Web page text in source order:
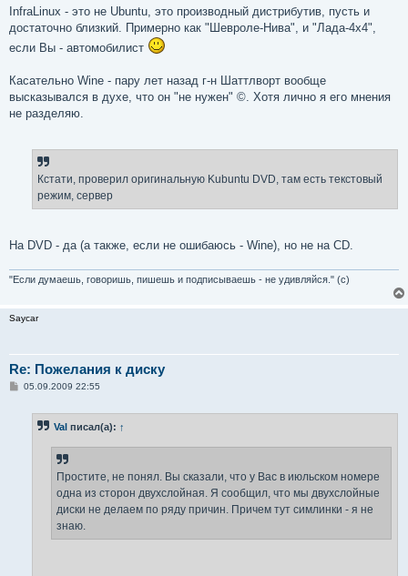
InfraLinux - это не Ubuntu, это производный дистрибутив, пусть и
достаточно близкий. Примерно как "Шевроле-Нива", и "Лада-4x4",
если Вы - автомобилист
Касательно Wine - пару лет назад г-н Шаттлворт вообще
высказывался в духе, что он "не нужен" ©. Хотя лично я его мнения
не разделяю.
Кстати, проверил оригинальную Kubuntu DVD, там есть текстовый
режим, сервер
На DVD - да (а также, если не ошибаюсь - Wine), но не на CD.
"Если думаешь, говоришь, пишешь и подписываешь - не удивляйся." (с)
Saycar
Re: Пожелания к диску
С05.09.2009 22:55
Val писал(а): ↑
Простите, не понял. Вы сказали, что у Вас в июльском номере
одна из сторон двухслойная. Я сообщил, что мы двухслойные
диски не делаем по ряду причин. Причем тут симлинки - я не
знаю.